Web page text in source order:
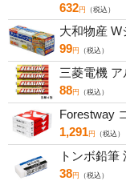
632円 （税込）
大和物産 W
99円 （税込）
三菱電機 ア
88円 （税込）
Forestway
1,291円 （税込）
トンボ鉛筆
38円 （税込）